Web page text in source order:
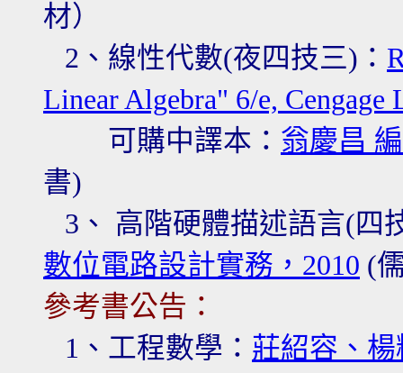
材）
2、線性代數(夜四技三)：
Linear Algebra" 6/e, Cengage
可購中譯本： 翁慶昌
書)
3 、 高階硬體描述語言(四
數位電路設計實務 ， 2010 (
參考書公告：
1、工程數學： 莊紹容、